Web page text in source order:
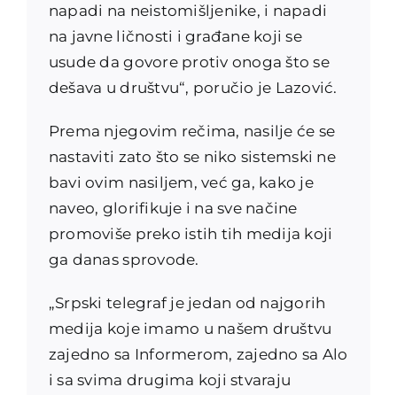
napadi na neistomišljenike, i napadi
na javne ličnosti i građane koji se
usude da govore protiv onoga što se
dešava u društvu“, poručio je Lazović.
Prema njegovim rečima, nasilje će se
nastaviti zato što se niko sistemski ne
bavi ovim nasiljem, već ga, kako je
naveo, glorifikuje i na sve načine
promoviše preko istih tih medija koji
ga danas sprovode.
„Srpski telegraf je jedan od najgorih
medija koje imamo u našem društvu
zajedno sa Informerom, zajedno sa Alo
i sa svima drugima koji stvaraju